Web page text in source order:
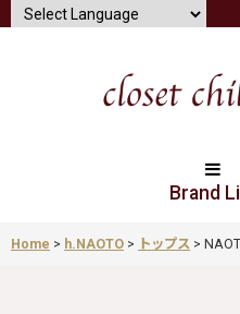
Brand
Home > h.NAOTO > トップス >